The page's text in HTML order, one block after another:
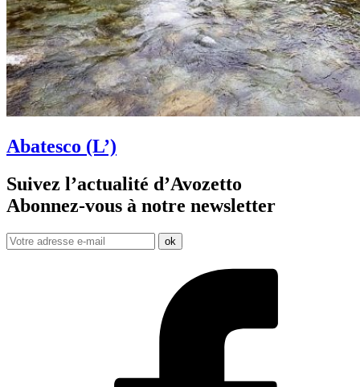
Abatesco (L’)
Suivez l’actualité d’Avozetto
Abonnez-vous à notre newsletter